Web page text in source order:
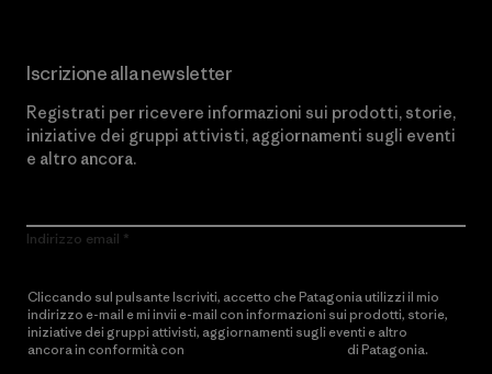
Iscrizione alla newsletter
Registrati per ricevere informazioni sui prodotti, storie,
iniziative dei gruppi attivisti, aggiornamenti sugli eventi
e altro ancora.
Indirizzo email
Cliccando sul pulsante Iscriviti, accetto che Patagonia utilizzi il mio
indirizzo e-mail e mi invii e-mail con informazioni sui prodotti, storie,
iniziative dei gruppi attivisti, aggiornamenti sugli eventi e altro
ancora in conformità con
di Patagonia.